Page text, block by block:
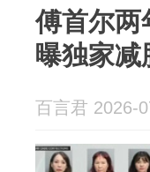
傅首尔两
曝独家减
百言君 2026-